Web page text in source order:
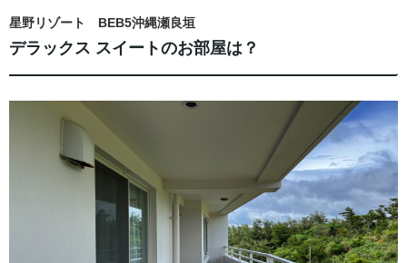
星野リゾート BEB5沖縄瀬良垣
デラックス スイートのお部屋は？